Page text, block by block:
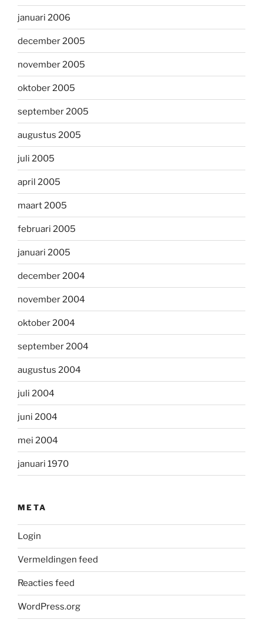
januari 2006
december 2005
november 2005
oktober 2005
september 2005
augustus 2005
juli 2005
april 2005
maart 2005
februari 2005
januari 2005
december 2004
november 2004
oktober 2004
september 2004
augustus 2004
juli 2004
juni 2004
mei 2004
januari 1970
META
Login
Vermeldingen feed
Reacties feed
WordPress.org